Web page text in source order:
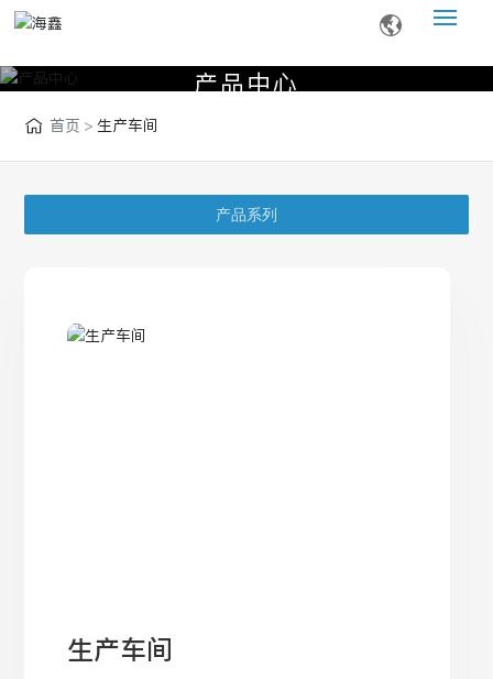
网站首页
关于我们
产品中心
产品中心
首页 生产车间
产品系列
生产车间